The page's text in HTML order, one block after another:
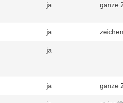
ja ganze
ja
ja
ja ganze